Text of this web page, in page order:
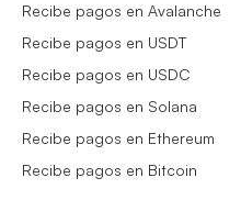
Recibe pagos en Avalanche
Recibe pagos en USDT
Recibe pagos en USDC
Recibe pagos en Solana
Recibe pagos en Ethereum
Recibe pagos en Bitcoin